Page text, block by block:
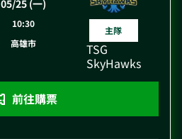
05/25 (一)
10:30
高雄市
TSG
SkyHawks
主隊
前往購票